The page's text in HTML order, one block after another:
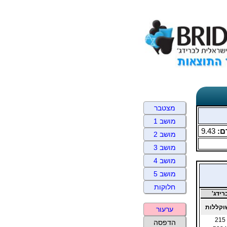
9.43
215
מצטבר
מושב 1
מושב 2
מושב 3
מושב 4
מושב 5
חלוקות
ערעור
הדפסה